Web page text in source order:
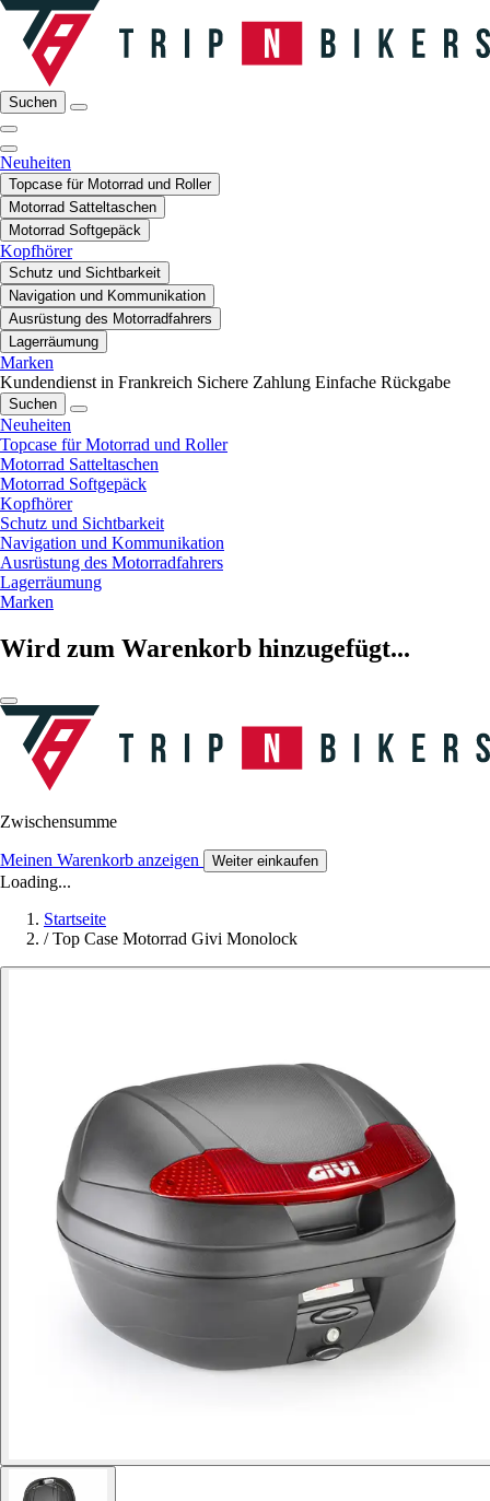
Suchen
Neuheiten
Topcase für Motorrad und Roller
Motorrad Satteltaschen
Motorrad Softgepäck
Kopfhörer
Schutz und Sichtbarkeit
Navigation und Kommunikation
Ausrüstung des Motorradfahrers
Lagerräumung
Marken
Kundendienst in Frankreich Sichere Zahlung Einfache Rückgabe
Suchen
Neuheiten
Topcase für Motorrad und Roller
Motorrad Satteltaschen
Motorrad Softgepäck
Kopfhörer
Schutz und Sichtbarkeit
Navigation und Kommunikation
Ausrüstung des Motorradfahrers
Lagerräumung
Marken
Wird zum Warenkorb hinzugefügt...
Zwischensumme
Meinen Warenkorb anzeigen Weiter einkaufen
Loading...
Startseite
/ Top Case Motorrad Givi Monolock